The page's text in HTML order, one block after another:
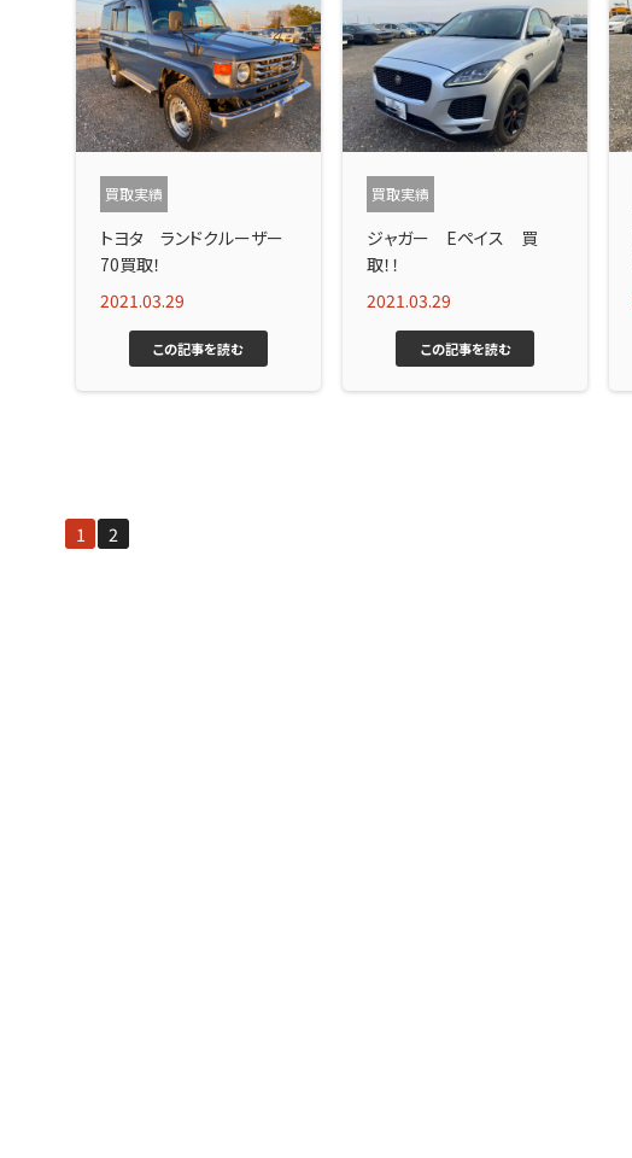
買取実績
トヨタ ランドクルーザー
70買取！
2021.03.29
この記事を読む
買取実績
ジャガー Eペイス 買
取！！
2021.03.29
この記事を読む
1 2